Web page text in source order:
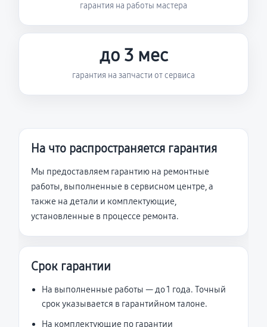
гарантия на работы мастера
до 3 мес
гарантия на запчасти от сервиса
На что распространяется гарантия
Мы предоставляем гарантию на ремонтные
работы, выполненные в сервисном центре, а
также на детали и комплектующие,
установленные в процессе ремонта.
Срок гарантии
На выполненные работы — до 1 года. Точный
срок указывается в гарантийном талоне.
На комплектующие по гарантии